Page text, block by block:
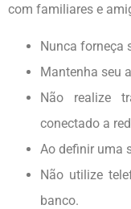
com familiares e
Nunca forneça
Mantenha seu
Não realize
conectado a
Ao definir uma
Não utilize
banco.